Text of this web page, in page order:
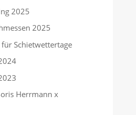
2025
2025
Schietwettertage
Herrmann x